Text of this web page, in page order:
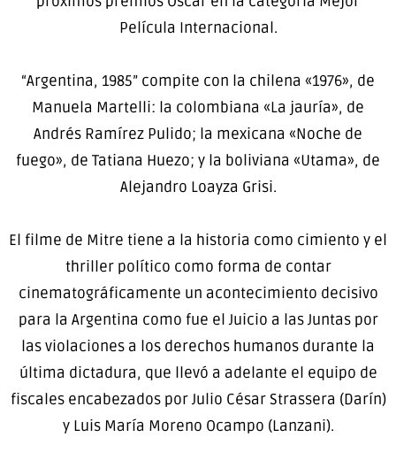
Película Internacional.
“Argentina, 1985” compite con la chilena «1976», de
Manuela Martelli: la colombiana «La jauría», de
Andrés Ramírez Pulido; la mexicana «Noche de
fuego», de Tatiana Huezo; y la boliviana «Utama», de
Alejandro Loayza Grisi.
El filme de Mitre tiene a la historia como cimiento y el
thriller político como forma de contar
cinematográficamente un acontecimiento decisivo
para la Argentina como fue el Juicio a las Juntas por
las violaciones a los derechos humanos durante la
última dictadura, que llevó a adelante el equipo de
fiscales encabezados por Julio César Strassera (Darín)
y Luis María Moreno Ocampo (Lanzani).